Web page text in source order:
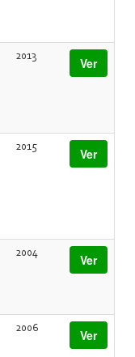
2013 Ver
2015 Ver
2004 Ver
2006 Ver